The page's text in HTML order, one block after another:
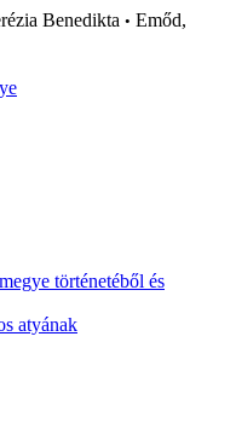
Benedikta • Emőd,
történetéből és
atyának